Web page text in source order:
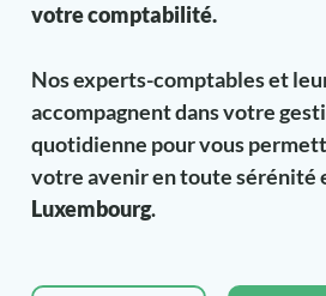
votre comptabilité.
Nos experts-comptables et
accompagnent dans votre
quotidienne pour vous
votre avenir en toute sérénité
Luxembourg.